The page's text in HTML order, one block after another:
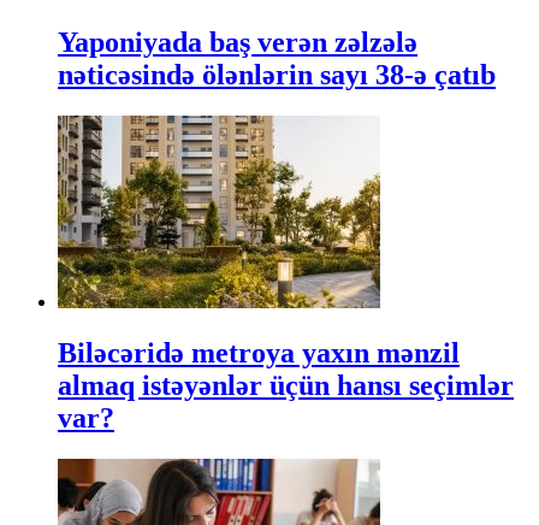
Yaponiyada baş verən zəlzələ
nəticəsində ölənlərin sayı 38-ə çatıb
Biləcəridə metroya yaxın mənzil
almaq istəyənlər üçün hansı seçimlər
var?